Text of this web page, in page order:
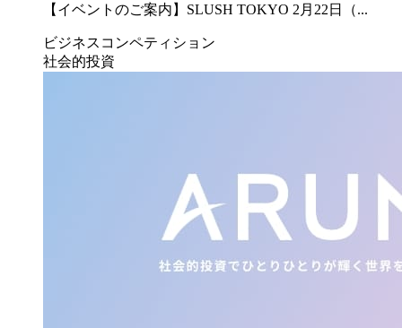
【イベントのご案内】SLUSH TOKYO 2月22日（...
ビジネスコンペティション
社会的投資